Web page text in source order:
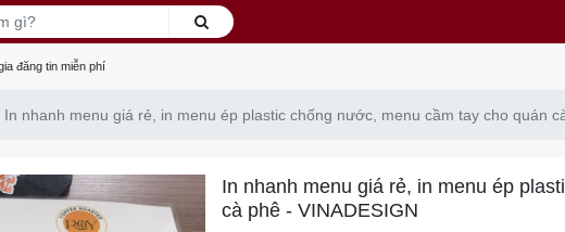
đăng tin miễn phí
In nhanh menu giá rẻ, in menu ép plastic chống nước, menu cầm tay cho quán
In nhanh menu giá rẻ, in menu ép
cà phê - VINADESIGN